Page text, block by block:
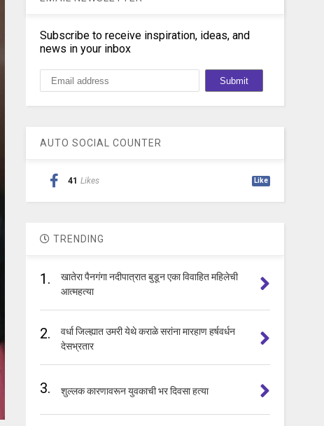
Subscribe to receive inspiration, ideas, and
news in your inbox
AUTO SOCIAL COUNTER
41 Likes Like
TRENDING
1.
खातेरा पैनगंगा नदीपात्रात बुडून एका विवाहित महिलेची
आत्महत्या
2.
वर्धा जिल्ह्यात उमरी येथे कराळे सरांना मारहाण हर्षवर्धन
देसभ्रतार
3. शुल्लक कारणावरून युवकाची भर दिवसा हत्या